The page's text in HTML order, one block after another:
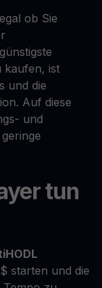
ob Sie
kaufen, ist
und die
Auf diese
und
tun
starten und die